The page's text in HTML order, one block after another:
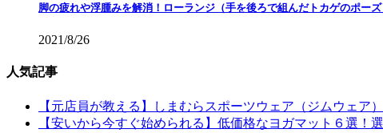
脚の疲れや浮腫みを解消！ローランジ（手を後ろで組んだトカゲのポーズ
2021/8/26
人気記事
【元店員が教える︎】しまむらスポーツウェア（ジムウェ
【安いから今すぐ始められる】低価格なヨガマット６選！